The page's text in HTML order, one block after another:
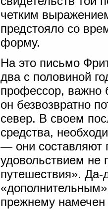
четким
предстояло со
форму.
На это письмо
два с половиной
профессор,
он безвозвратно
север. В своем
средства,
— они составляют
удовольствием не
путешествия». Да-
прежнему